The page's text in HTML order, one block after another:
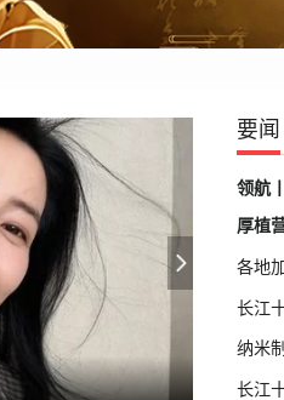
茅台镇老
要闻
领航
厚植
各地
长江
纳米
长江
胡塞武装宣布加大针对沙特船只行